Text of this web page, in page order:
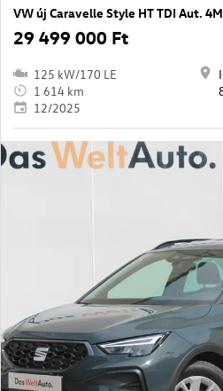
VW új Caravelle Style HT TDI Aut.
29 499 000 Ft
125 kW/170 LE
1 614 km
12/2025